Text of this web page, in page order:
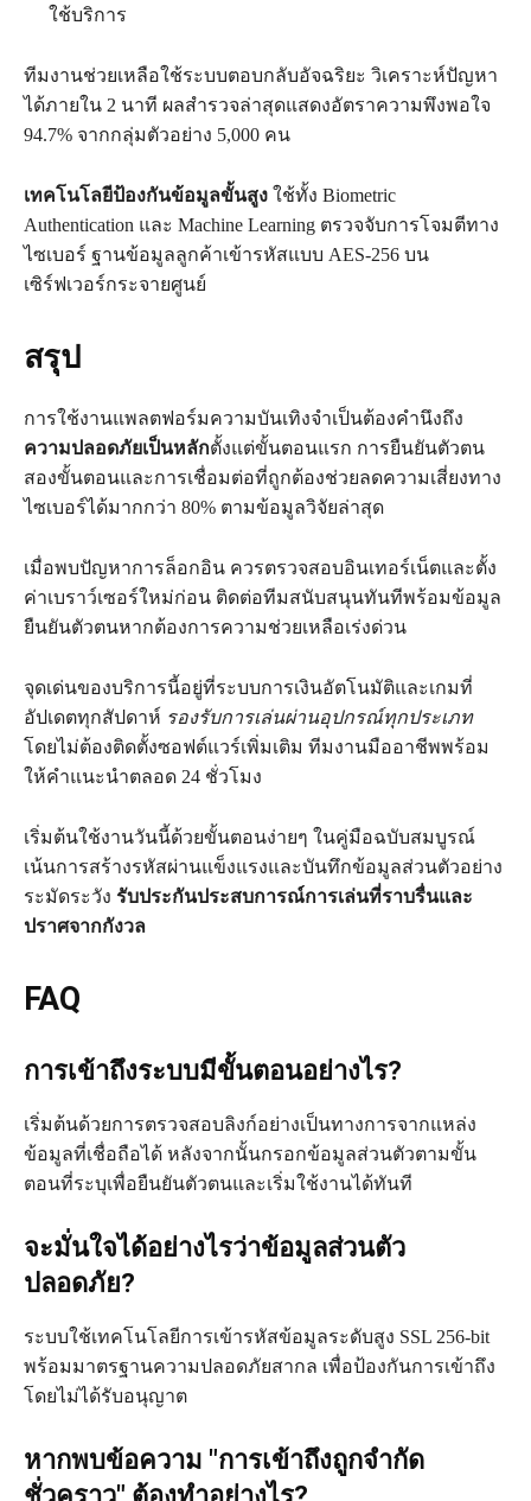
ใช้บริการ
ทีมงานช่วยเหลือใช้ระบบตอบกลับอัจฉริยะ วิเคราะห์ปัญหา
ได้ภายใน 2 นาที ผลสำรวจล่าสุดแสดงอัตราความพึงพอใจ
94.7% จากกลุ่มตัวอย่าง 5,000 คน
เทคโนโลยีป้องกันข้อมูลขั้นสูง ใช้ทั้ง Biometric
Authentication และ Machine Learning ตรวจจับการโจมตีทาง
ไซเบอร์ ฐานข้อมูลลูกค้าเข้ารหัสแบบ AES-256 บน
เซิร์ฟเวอร์กระจายศูนย์
สรุป
การใช้งานแพลตฟอร์มความบันเทิงจำเป็นต้องคำนึงถึง
ความปลอดภัยเป็นหลักตั้งแต่ขั้นตอนแรก การยืนยันตัวตน
สองขั้นตอนและการเชื่อมต่อที่ถูกต้องช่วยลดความเสี่ยงทาง
ไซเบอร์ได้มากกว่า 80% ตามข้อมูลวิจัยล่าสุด
เมื่อพบปัญหาการล็อกอิน ควรตรวจสอบอินเทอร์เน็ตและตั้ง
ค่าเบราว์เซอร์ใหม่ก่อน ติดต่อทีมสนับสนุนทันทีพร้อมข้อมูล
ยืนยันตัวตนหากต้องการความช่วยเหลือเร่งด่วน
จุดเด่นของบริการนี้อยู่ที่ระบบการเงินอัตโนมัติและเกมที่
อัปเดตทุกสัปดาห์ รองรับการเล่นผ่านอุปกรณ์ทุกประเภท
โดยไม่ต้องติดตั้งซอฟต์แวร์เพิ่มเติม ทีมงานมืออาชีพพร้อม
ให้คำแนะนำตลอด 24 ชั่วโมง
เริ่มต้นใช้งานวันนี้ด้วยขั้นตอนง่ายๆ ในคู่มือฉบับสมบูรณ์
เน้นการสร้างรหัสผ่านแข็งแรงและบันทึกข้อมูลส่วนตัวอย่าง
ระมัดระวัง รับประกันประสบการณ์การเล่นที่ราบรื่นและ
ปราศจากกังวล
FAQ
การเข้าถึงระบบมีขั้นตอนอย่างไร?
เริ่มต้นด้วยการตรวจสอบลิงก์อย่างเป็นทางการจากแหล่ง
ข้อมูลที่เชื่อถือได้ หลังจากนั้นกรอกข้อมูลส่วนตัวตามขั้น
ตอนที่ระบุเพื่อยืนยันตัวตนและเริ่มใช้งานได้ทันที
จะมั่นใจได้อย่างไรว่าข้อมูลส่วนตัว
ปลอดภัย?
ระบบใช้เทคโนโลยีการเข้ารหัสข้อมูลระดับสูง SSL 256-bit
พร้อมมาตรฐานความปลอดภัยสากล เพื่อป้องกันการเข้าถึง
โดยไม่ได้รับอนุญาต
หากพบข้อความ "การเข้าถึงถูกจำกัด